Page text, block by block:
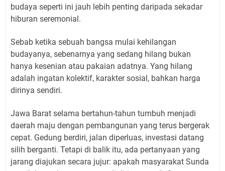
budaya seperti ini jauh lebih penting daripada sekadar
hiburan seremonial.
Sebab ketika sebuah bangsa mulai kehilangan
budayanya, sebenarnya yang sedang hilang bukan
hanya kesenian atau pakaian adatnya. Yang hilang
adalah ingatan kolektif, karakter sosial, bahkan harga
dirinya sendiri.
Jawa Barat selama bertahun-tahun tumbuh menjadi
daerah maju dengan pembangunan yang terus bergerak
cepat. Gedung berdiri, jalan diperluas, investasi datang
silih berganti. Tetapi di balik itu, ada pertanyaan yang
jarang diajukan secara jujur: apakah masyarakat Sunda